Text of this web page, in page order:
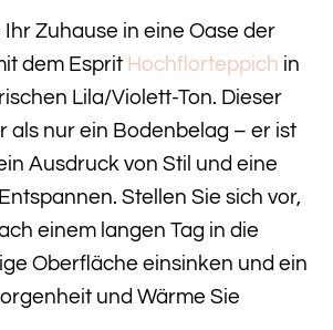
Zuhause in eine Oase der
dem Esprit Hochflorteppich in
Lila/Violett-Ton. Dieser
als nur ein Bodenbelag – er ist
Ausdruck von Stil und eine
Stellen Sie sich vor,
einem langen Tag in die
Oberfläche einsinken und ein
und Wärme Sie